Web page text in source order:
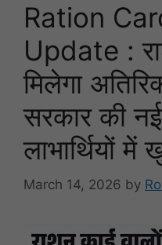
Ration
Update :
मिलेगा
सरकार की
लाभार्थियों में
March 14, 2026 by